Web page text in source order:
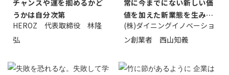
チャンスや運を掴めるかど
うかは自分次第
HEROZ 代表取締役 林隆
弘
常に今までにない新しい価
値を加えた新業態を生み出
すこと
(株)ダイニングイノベーショ
ン創業者 西山知義